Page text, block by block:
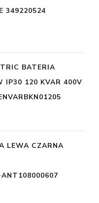
349220524
BATERIA
IP30 120 KVAR 400V
LEWA CZARNA